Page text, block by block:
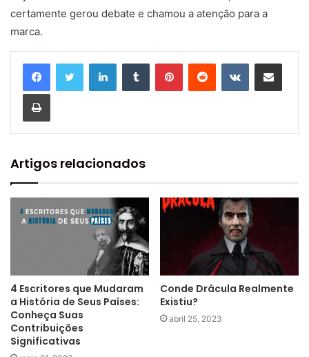
certamente gerou debate e chamou a atenção para a
marca.
Artigos relacionados
4 Escritores que Mudaram
a História de Seus Países:
Conheça Suas
Contribuições
Significativas
Conde Drácula Realmente
Existiu?
abril 25, 2023